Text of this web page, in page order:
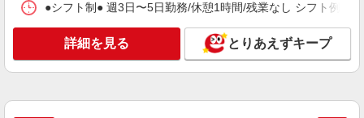
助手募集♪未経験OK！
時給1600円〜2250円 ＜日払い有/週払い有/交
通費全支給(ガソリン代含む)＞
キープ 詳細を見る
●シフト制● 週3日〜5日勤務/休憩1時間/残業なし シフト例
詳細を見る とりあえずキープ